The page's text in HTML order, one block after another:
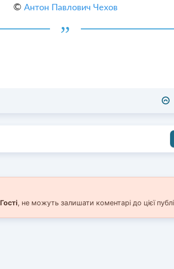
© Антон Павлович Чехов
Гості, не можуть залишати коментарі до цієї